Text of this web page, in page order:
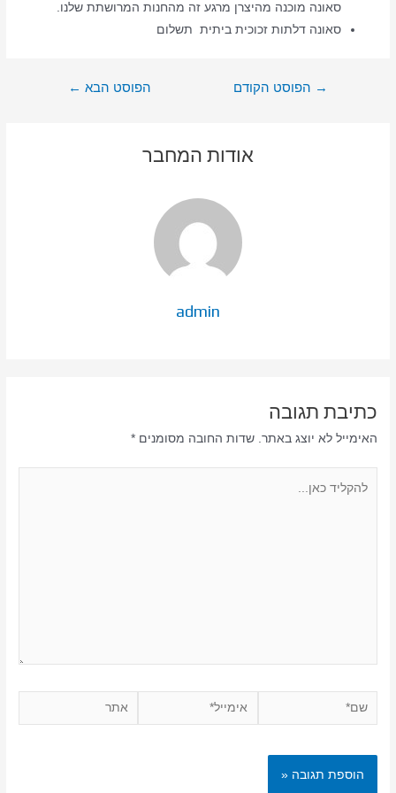
סאונה מוכנה מהיצרן מרגע זה מהחנות המרושתת שלנו.
סאונה דלתות זכוכית ביתית תשלום
→ הפוסט הקודם הפוסט הבא ←
אודות המחבר
admin
כתיבת תגובה
האימייל לא יוצג באתר. שדות החובה מסומנים*
שם* אימייל* אתר